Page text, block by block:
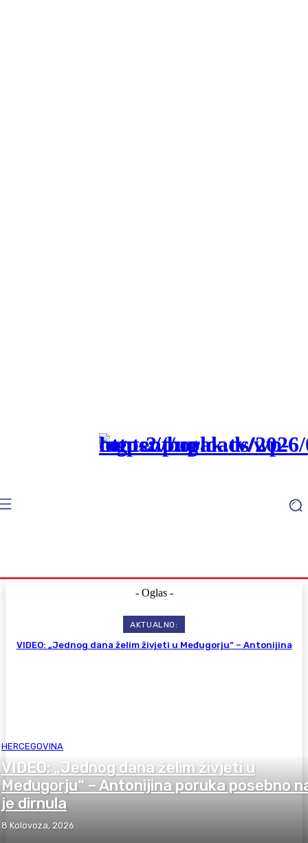
- Oglas -
AKTUALNO:
VIDEO: „Jednog dana želim živjeti u Međugorju“ – Antonijina
HERCEGOVINA
VIDEO: „Jednog dana želim živjeti u
Međugorju“ – Antonijina poruka posebno
je dirnula
8 Kolovoza, 2026